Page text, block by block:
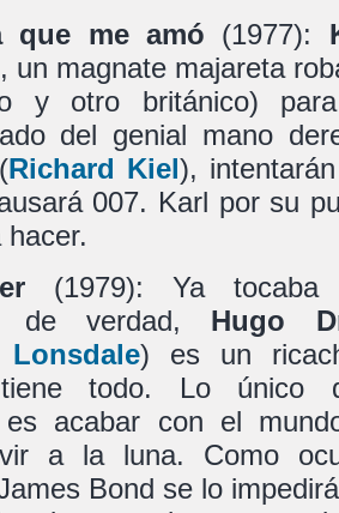
que me amó (1977):
un magnate majareta
y otro británico)
del genial mano
(Richard Kiel),
007. Karl por su
hacer.
(1979): Ya tocaba
de verdad, Hugo
Lonsdale) es un
todo. Lo único
es acabar con el
a la luna. Como
Bond se lo